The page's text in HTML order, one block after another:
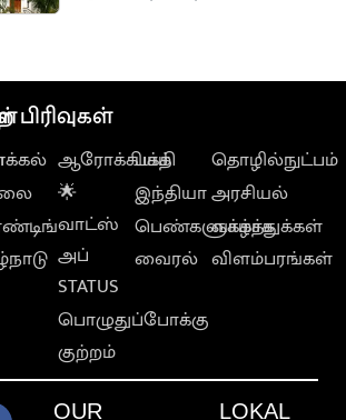
பிரிவுகள்
ஆரோக்கியம்
🌟
வாட்ஸ்
அப்
STATUS
பொழுதுப்போக்கு
குற்றம்
பக்தி
இந்தியா
பெண்களுக்காக
வைரல்
தொழில்நுட்பம்
அரசியல்
வாழ்த்துக்கள்
விளம்பரங்கள்
OUR LOKAL